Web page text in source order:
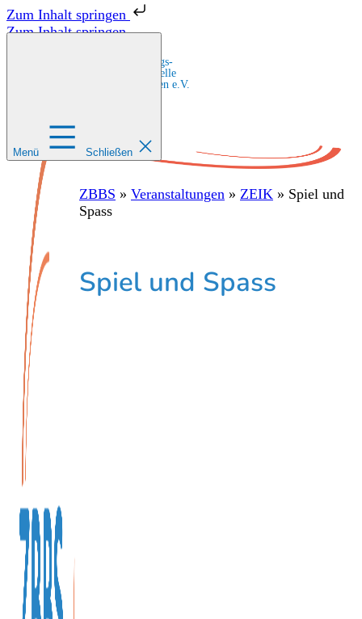
Zum Inhalt springen
Zum Inhalt springen
Zentrale Bildungs-
und Beratungsstelle
für Migrant:innen e.V.
Menü Schließen
ZBBS » Veranstaltungen » ZEIK » Spiel und
Spass
Spiel und Spass